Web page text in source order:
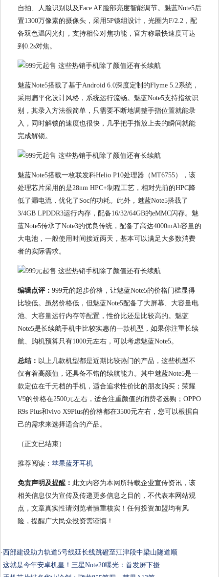
自拍、人脸识别以及Face AE脸部亮度智能调节。魅蓝Note5后
置1300万像素的摄像头，采用5P镜组设计，光圈为F/2.2，配
备双色温闪光灯，支持相位对焦功能，官方称最快速度可达
到0.2s对焦。
魅蓝Note5搭载了基于Android 6.0深度定制的Flyme 5.2系统，
采用扁平化设计风格，系统运行流畅。魅蓝Note5支持指纹识
别，其录入方法很简单，只需要不断地调整手指位置就能录
入，同时解锁的速度也很快，几乎把手指放上去的瞬间就能
完成解锁。
魅蓝Note5搭载一枚联发科Helio P10处理器（MT6755），该
处理芯片采用的是28nm HPC+制程工艺，相对先前的HPC降
低了漏电流，优化了Soc的功耗。此外，魅蓝Note5搭载了
3/4GB LPDDR3运行内存，配备16/32/64GB的eMMC闪存。魅
蓝Note5传承了Note3的优良传统，配备了高达4000mAh容量的
大电池，一般使用时间接近两天，基本可以满足大多数消费
者的实际需求。
编辑点评： 999元的起步价格，让魅蓝Note5的价格门槛显得
比较低。虽然价格低，但魅蓝Note5配备了大屏幕、大容量电
池、大容量运行内存等配置，性价比还是比较高的。魅蓝
Note5是长续航手机中比较实惠的一款机型，如果你注重长续
航、购机预算只有1000元左右，可以考虑魅蓝Note5。
总结： 以上几款机型都是近期比较热门的产品，这些机型不
仅有着高颜值，还具备不错的续航能力。其中魅蓝Note5是一
款定位在千元档的手机，适合追求性价比的朋友购买；荣耀
V9的价格在2500元左右，适合注重颜值的消费者选购；OPPO
R9s Plus和vivo X9Plus的价格都在3500元左右，您可以根据自
己的需求来选择适合的产品。
（正文已结束）
推荐阅读： 苹果蓝牙耳机
免责声明及提醒： 此文内容为本网所转载企业宣传资讯，该
相关信息仅为宣传及传递更多信息之目的，不代表本网站观
点，文章真实性请浏览者慎重核实！任何投资加盟均有风
险，提醒广大民众投资需谨慎！
·西部建设助力轨道5号线延长线跳磴至江津段中梁山隧道顺
·这就是今年安卓机皇！三星Note20曝光：首发屏下摄